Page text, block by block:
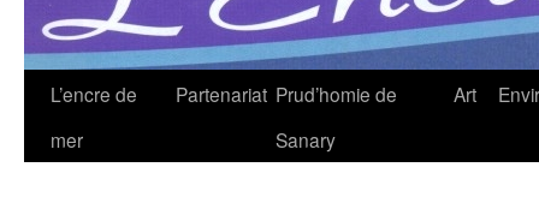
L’encre de
mer
Partenariat Prud’homie de
Sanary
Art